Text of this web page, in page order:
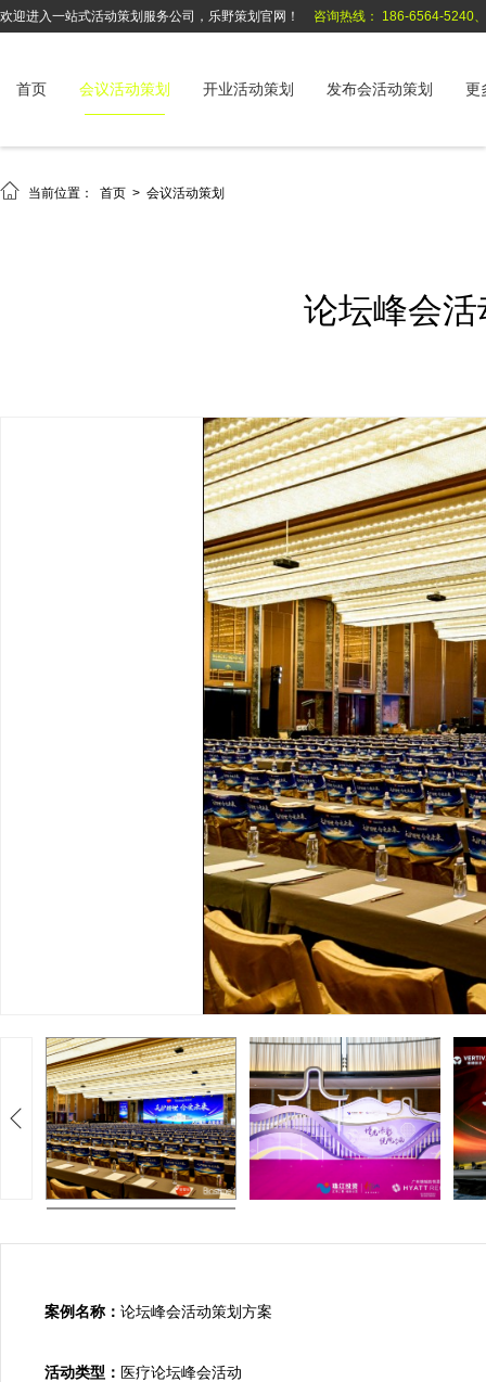
欢迎进入一站式活动策划服务公司，乐野策划官网！ 咨询热线： 186-6564-5240
首页 会议活动策划 开业活动策划 发布会活动策划 更
 当前位置： 首页 > 会议活动策划
论坛峰会
案例名称： 论坛峰会活动策划方案
活动类型： 医疗论坛峰会活动